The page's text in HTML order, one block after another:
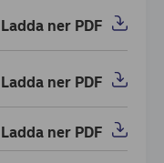
Ladda ner PDF
Ladda ner PDF
Ladda ner PDF